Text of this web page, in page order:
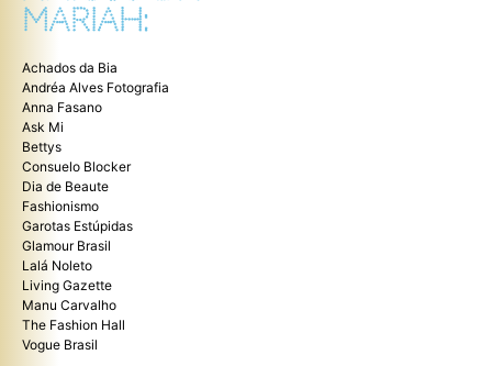
MARIAH:
Achados da Bia
Andréa Alves Fotografia
Anna Fasano
Ask Mi
Bettys
Consuelo Blocker
Dia de Beaute
Fashionismo
Garotas Estúpidas
Glamour Brasil
Lalá Noleto
Living Gazette
Manu Carvalho
The Fashion Hall
Vogue Brasil